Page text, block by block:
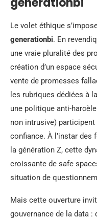
Le volet éthique
generationbi. En
une vraie pluralité des
création d’un espace
vente de promesses
les rubriques dédiées à
une politique anti-
non intrusive)
confiance. À l’instar
la génération Z, cette
croissante de safe
situation de
Mais cette ouverture
gouvernance de la data